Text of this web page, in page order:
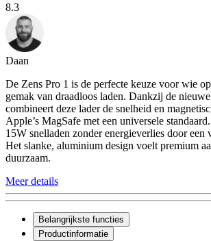
8.3
Daan
De Zens Pro 1 is de perfecte keuze voor wie
gemak van draadloos laden. Dankzij de
combineert deze lader de snelheid en
Apple’s MagSafe met een universele
15W snelladen zonder energieverlies door een
Het slanke, aluminium design voelt premium
duurzaam.
Meer details
Belangrijkste functies
Productinformatie